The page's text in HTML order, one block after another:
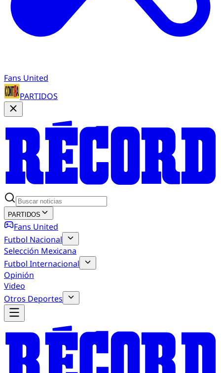
Fans United
PARTIDOS
PARTIDOS
Fans United
Futbol Nacional
Selección Mexicana
Futbol Internacional
Opinión
Video
Otros Deportes